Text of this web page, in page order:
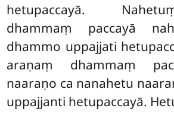
hetupaccayā.
dhammaṃ paccayā
dhammo uppajjati
araṇaṃ dhammaṃ
naaraṇo ca nanahetu
uppajjanti hetupaccayā.